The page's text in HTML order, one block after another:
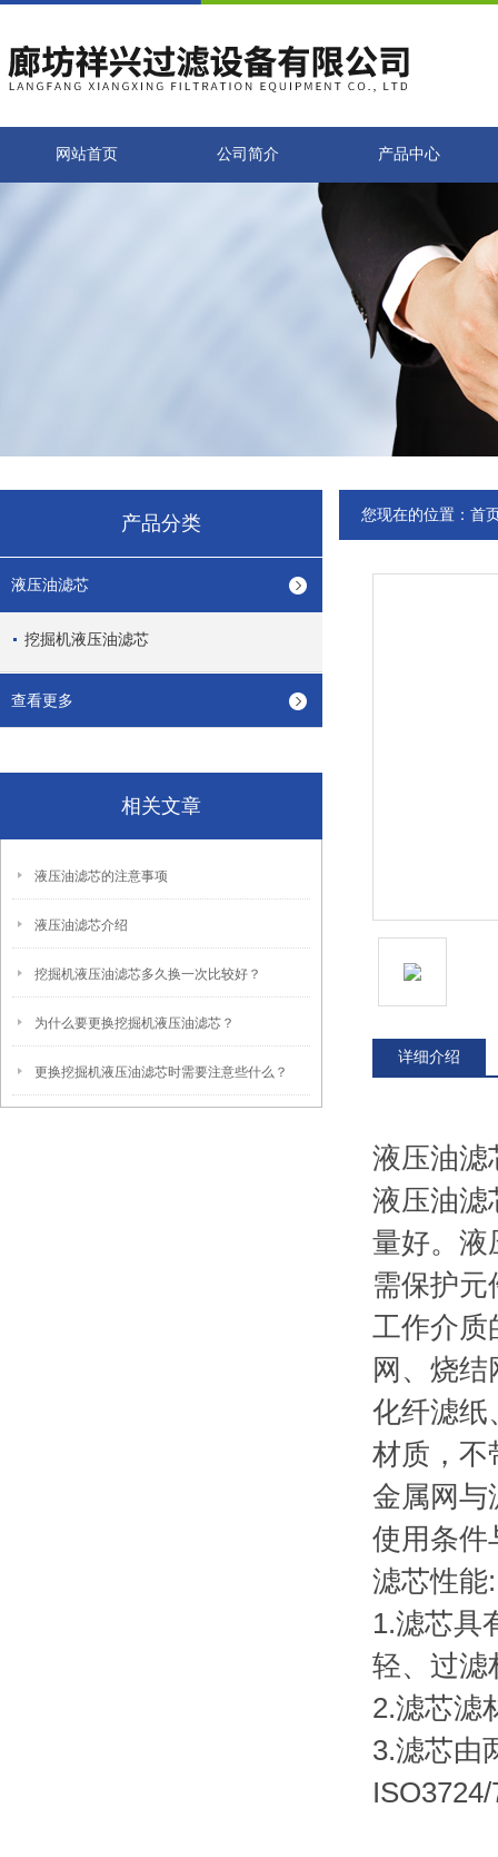
网站首页 公司简介 产品中心
产品分类
液压油滤芯
挖掘机液压油滤芯
查看更多
相关文章
液压油滤芯的注意事项
液压油滤芯介绍
挖掘机液压油滤芯多久换一次比较好？
为什么要更换挖掘机液压油滤芯？
更换挖掘机液压油滤芯时需要注意些什么？
您现在的位置： 首
详细介绍
液压油滤
液压油滤
量好。液
需保护元
工作介质
网、烧
化纤滤纸
材质，不
金属网与
使用条件
滤芯性能:
1.滤芯具
轻、过滤
2.滤芯滤
3.滤芯由